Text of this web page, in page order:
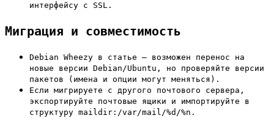
интерфейсу с SSL.
Миграция и совместимость
Debian Wheezy в статье — возможен перенос на
новые версии Debian/Ubuntu, но проверяйте версии
пакетов (имена и опции могут меняться).
Если мигрируете с другого почтового сервера,
экспортируйте почтовые ящики и импортируйте в
структуру maildir:/var/mail/%d/%n.